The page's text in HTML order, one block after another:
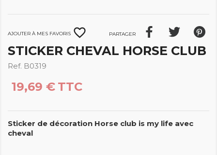
Ajouter à mes favoris favorite_border Partager
STICKER CHEVAL HORSE CLUB
Ref. B0319
19,69 € TTC
Sticker de décoration Horse club is my life avec
cheval